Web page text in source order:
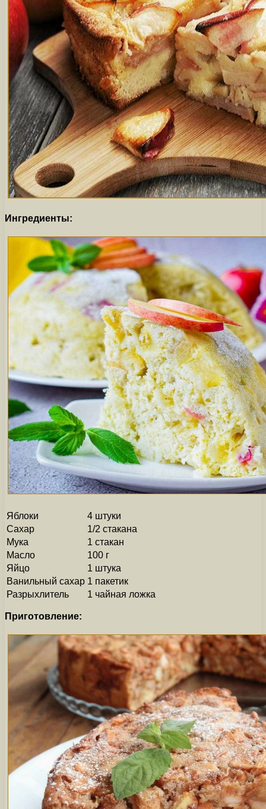
Ингредиенты:
Яблоки
4 штуки
Сахар
1/2 стакана
Мука
1 стакан
Масло
100 г
Яйцо
1 штука
Ванильный сахар 1 пакетик
Разрыхлитель
1 чайная ложка
Приготовление: